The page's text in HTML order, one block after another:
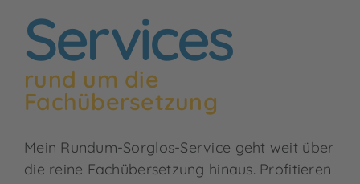
Services
rund um die
Fachübersetzung
Mein Rundum-Sorglos-Service geht weit über
die reine Fachübersetzung hinaus. Profitieren